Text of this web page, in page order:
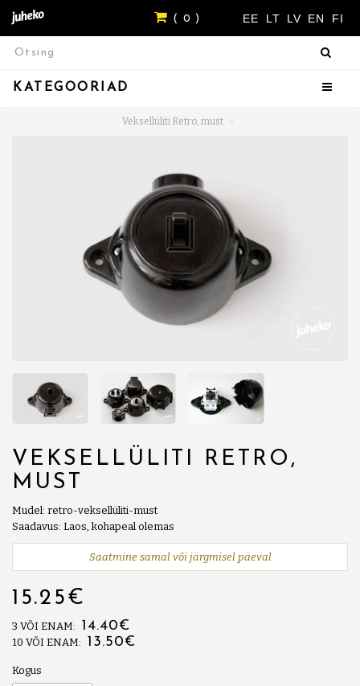
EE LT LV EN FI
( 0 )
KATEGOORIAD
Veksellüliti Retro, must
VEKSELLÜLITI RETRO,
MUST
Mudel: retro-veksellüliti-must
Saadavus: Laos, kohapeal olemas
Saatmine samal või järgmisel päeval
15.25€
3 VÕI ENAM: 14.40€
10 VÕI ENAM: 13.50€
Kogus